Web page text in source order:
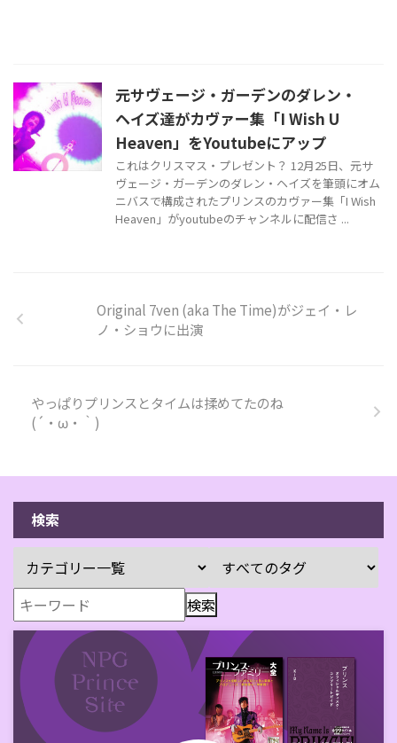
元サヴェージ・ガーデンのダレン・
ヘイズ達がカヴァー集「I Wish U
Heaven」をYoutubeにアップ
これはクリスマス・プレゼント？ 12月25日、元サ
ヴェージ・ガーデンのダレン・ヘイズを筆頭にオム
ニバスで構成されたプリンスのカヴァー集「I Wish
Heaven」がyoutubeのチャンネルに配信さ ...
Original 7ven (aka The Time)がジェイ・レ
ノ・ショウに出演
やっぱりプリンスとタイムは揉めてたのね
(´・ω・｀)
検索